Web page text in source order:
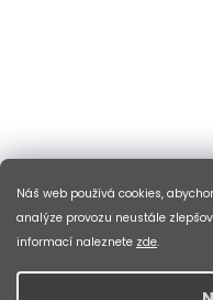
Náš web používá cookies,
analýze provozu neustále
informací naleznete zde.